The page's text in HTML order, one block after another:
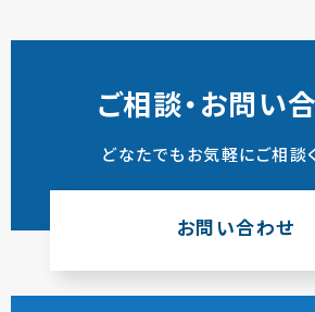
ご相談・お問い
どなたでもお気軽にご相談
お問い合わせ